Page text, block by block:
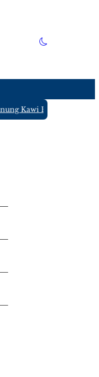
Blitar yang Hanya